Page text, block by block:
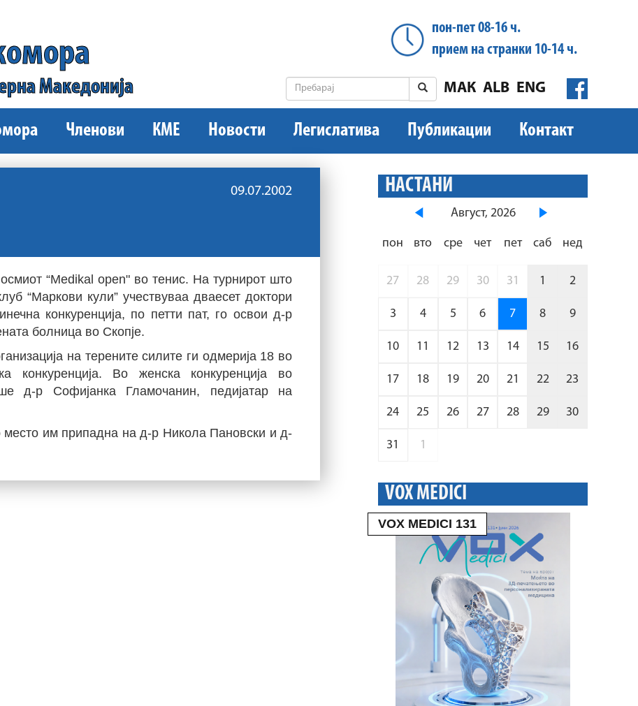
Македонија
пон-пет 08-16 ч.
прием на странки 10-14 ч.
ENG
ALB
МАК
Членови КМЕ Новости Легислатива Публикации Контакт
09.07.2002
“Medikal open" во тенис. На турнирот што
“Маркови кули” учествуваа дваесет доктори
конкуренција, по петти пат, го освои д-р
болница во Скопје.
на терените силите ги одмерија 18 во
Во женска конкуренција во
д-р Софијанка Гламочанин, педијатар на
место им припадна на д-р Никола Пановски и д-
НАСТАНИ
Август, 2026
пон вто сре чет пет саб нед
27 28 29 30 31 1 2
3 4 5 6 7 8 9
10 11 12 13 14 15 16
17 18 19 20 21 22 23
24 25 26 27 28 29 30
31 1
VOX MEDICI
VOX MEDICI 131